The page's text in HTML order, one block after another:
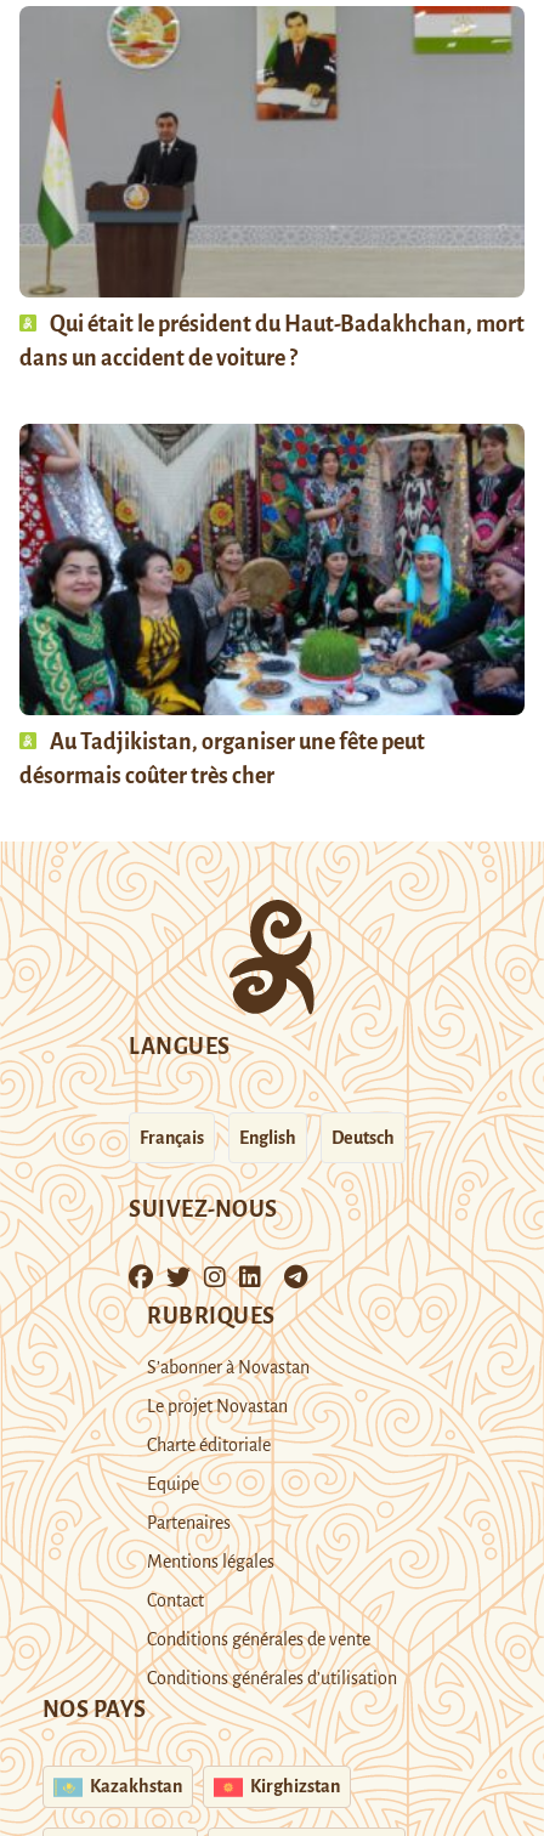
Qui était le président du Haut-Badakhchan, mort
dans un accident de voiture ?
Au Tadjikistan, organiser une fête peut
désormais coûter très cher
LANGUES
Français English Deutsch
SUIVEZ-NOUS
RUBRIQUES
S’abonner à Novastan
Le projet Novastan
Charte éditoriale
Equipe
Partenaires
Mentions légales
Contact
Conditions générales de vente
Conditions générales d’utilisation
NOS PAYS
Kazakhstan Kirghizstan